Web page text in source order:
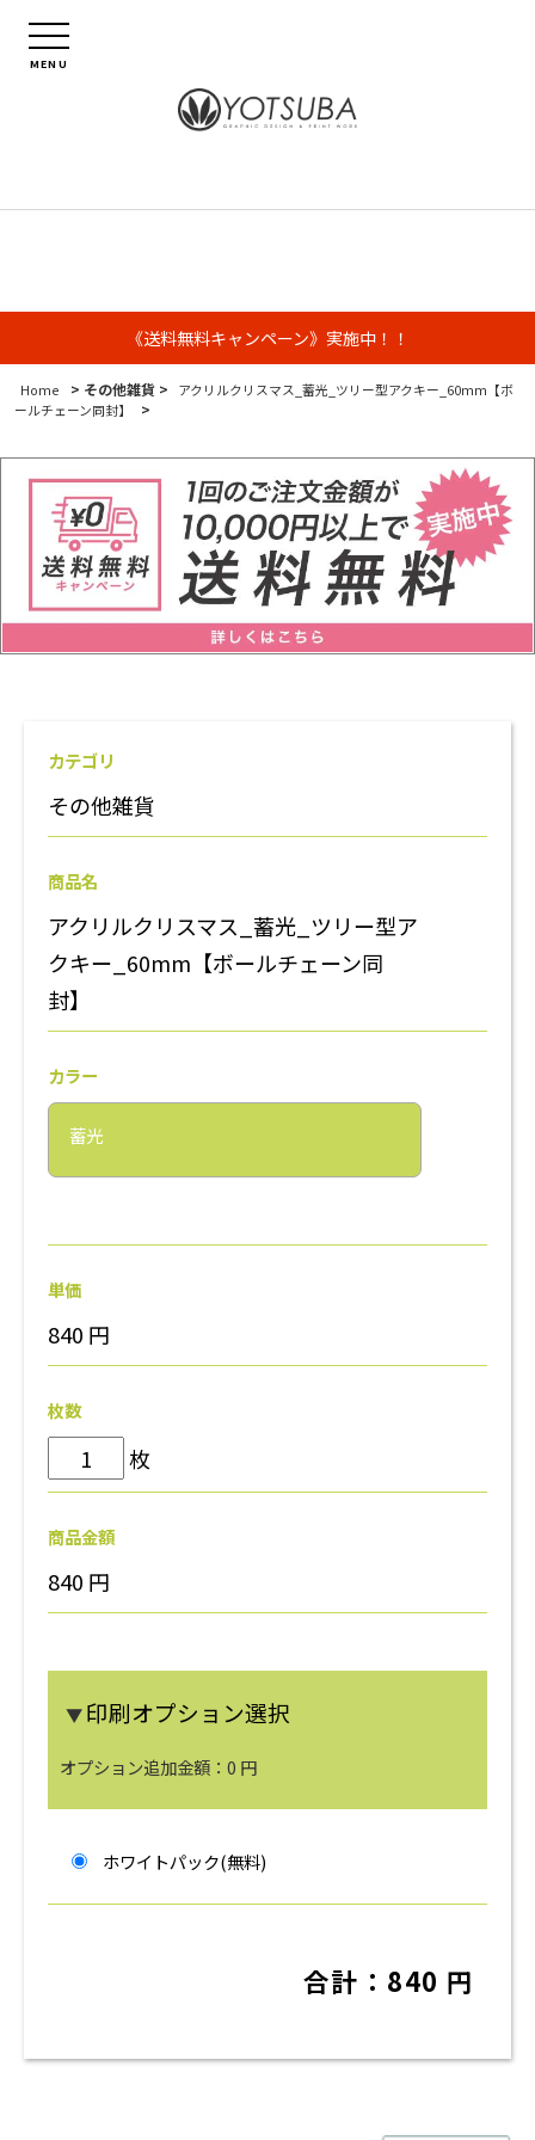
MENU
《送料無料キャンペーン》実施中！！
Home > その他雑貨 >
アクリルクリスマス_蓄光_ツリー型アクキー_60mm【ボ
ールチェーン同封】
>
カテゴリ
その他雑貨
商品名
アクリルクリスマス_蓄光_ツリー型ア
クキー_60mm【ボールチェーン同
封】
カラー
蓄光
単価
840 円
枚数
枚
商品金額
840 円
▼印刷オプション選択
オプション追加金額： 0 円
ホワイトパック(無料)
合計： 840 円